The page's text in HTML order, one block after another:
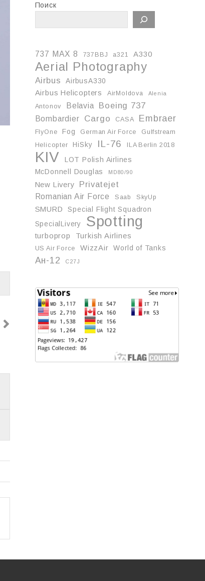
Поиск
737 MAX 8 737BBJ a321 A330
Aerial Photography
Airbus
AirbusA330
Airbus Helicopters
AirMoldova Alenia
Antonov Belavia Boeing 737
Bombardier Cargo CASA Embraer
FlyOne Fog German Air Force
Gulfstream
Helicopter
HiSky IL-76 ILA Berlin 2018
KIV
LOT Polish Airlines
McDonnell Douglas
MD80/90
New Livery Privatejet
Romanian Air Force Saab SkyUp
SMURD
Special Flight Squadron
SpecialLivery
Spotting
turboprop Turkish Airlines
US Air Force WizzAir World of Tanks
Ан-12 С27J